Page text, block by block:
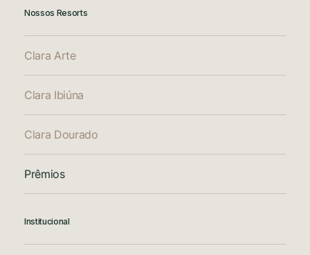
Nossos Resorts
Clara Arte
Clara Ibiúna
Clara Dourado
Prêmios
Institucional